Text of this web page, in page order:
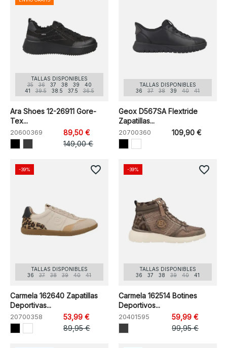
TALLAS DISPONIBLES
35
36 37 38 39
40
41
39.5 38.5 37.5 36.5
Ara Shoes 12-26911 Gore-
Tex...
20600369
89,50 €
149,00 €
TALLAS DISPONIBLES
36
37 38 39 40 41
Geox D567SA Flextride
Zapatillas...
20700360 109,90 €
TALLAS DISPONIBLES
36
37 38 39 40 41
Carmela 162640 Zapatillas
Deportivas...
20700358
53,99 €
89,95 €
-39% favorite_border
TALLAS DISPONIBLES
36
37 38 39 40 41
Carmela 162514 Botines
Deportivos...
20401595
59,99 €
99,95 €
-39% favorite_border